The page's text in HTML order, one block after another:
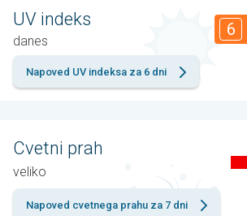
UV indeks
danes
6
Napoved UV indeksa za 6 dni
Cvetni prah
veliko
Napoved cvetnega prahu za 7 dni